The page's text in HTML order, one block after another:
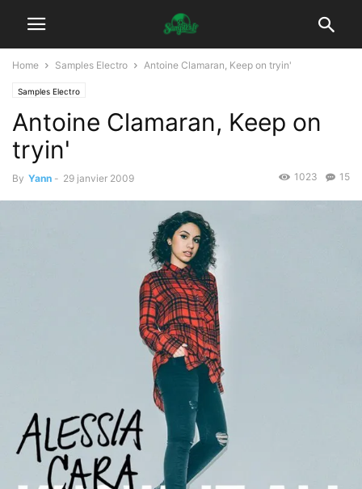
Home Samples Electro Antoine Clamaran, Keep on tryin'
Samples Electro
Antoine Clamaran, Keep on
tryin'
By Yann - 29 janvier 2009 15
1023